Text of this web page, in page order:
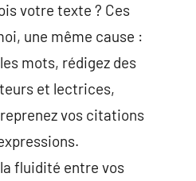
votre texte ? Ces
une même cause :
mots, rédigez des
et lectrices,
vos citations
fluidité entre vos